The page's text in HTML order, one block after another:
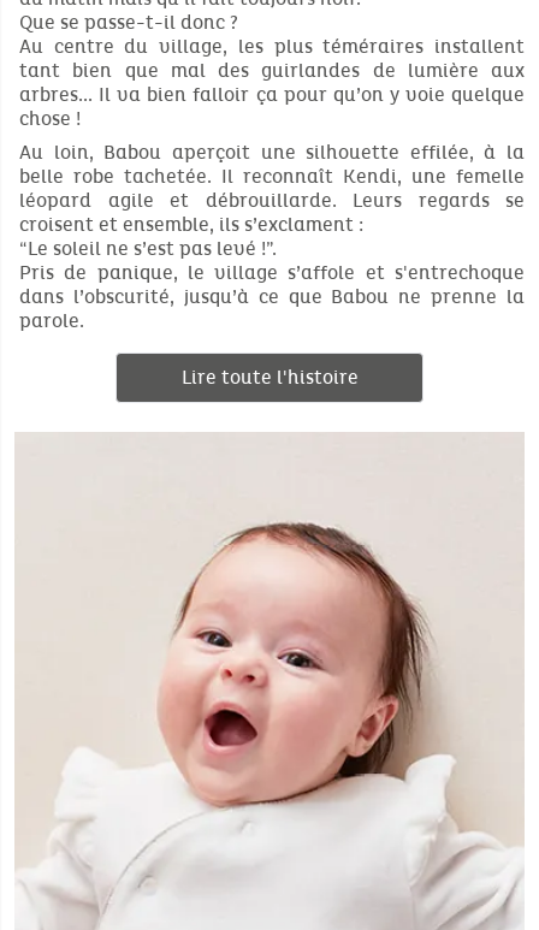
Que se passe-t-il donc ?
Au centre du village, les plus téméraires installent
tant bien que mal des guirlandes de lumière aux
arbres... Il va bien falloir ça pour qu’on y voie quelque
chose !
Au loin, Babou aperçoit une silhouette effilée, à la
belle robe tachetée. Il reconnaît Kendi, une femelle
léopard agile et débrouillarde. Leurs regards se
croisent et ensemble, ils s’exclament :
“Le soleil ne s’est pas levé !”.
Pris de panique, le village s’affole et s'entrechoque
dans l’obscurité, jusqu’à ce que Babou ne prenne la
parole.
Lire toute l'histoire